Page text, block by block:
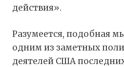
действия».
Разумеется, подобная
одним из заметных
деятелей США